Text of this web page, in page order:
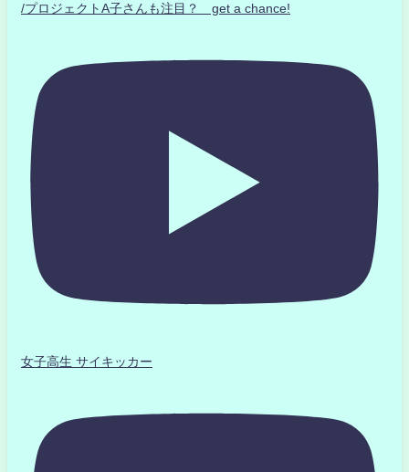
/プロジェクトA子さんも注目？ get a chance!
女子高生 サイキッカー